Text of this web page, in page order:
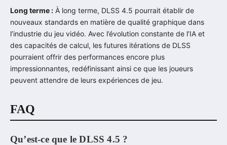
Long terme : À long terme, DLSS 4.5 pourrait établir de
nouveaux standards en matière de qualité graphique dans
l’industrie du jeu vidéo. Avec l’évolution constante de l’IA et
des capacités de calcul, les futures itérations de DLSS
pourraient offrir des performances encore plus
impressionnantes, redéfinissant ainsi ce que les joueurs
peuvent attendre de leurs expériences de jeu.
FAQ
Qu’est-ce que le DLSS 4.5 ?